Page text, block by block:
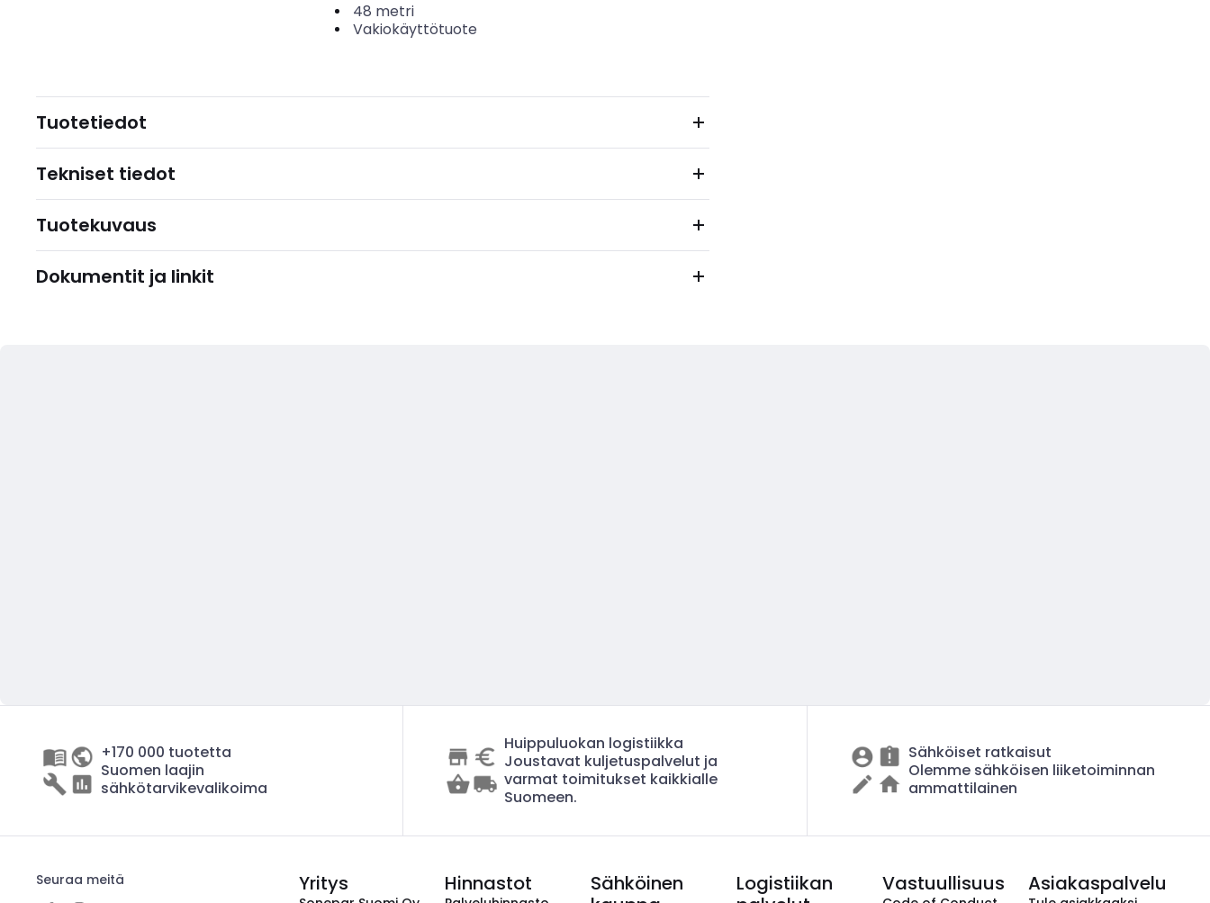
48 metri
Vakiokäyttötuote
Tuotetiedot
Tekniset tiedot
Tuotekuvaus
Dokumentit ja linkit
+170 000 tuotetta
Suomen laajin
sähkötarvikevalikoima
Huippuluokan logistiikka
Joustavat kuljetuspalvelut ja
varmat toimitukset kaikkialle
Suomeen.
Sähköiset ratkaisut
Olemme sähköisen liiketoiminnan
ammattilainen
Seuraa meitä Yritys Hinnastot
Sähköinen
Logistiikan
Vastuullisuus Asiakaspalvelu